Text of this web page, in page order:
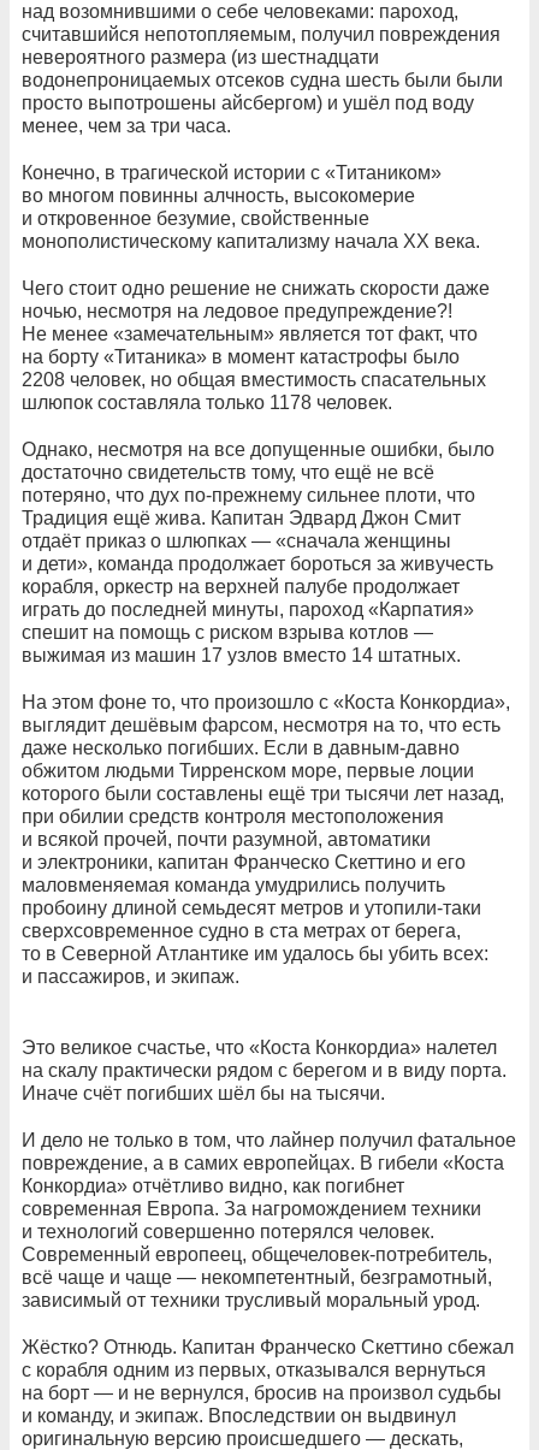
над возомнившими о себе человеками: пароход,
считавшийся непотопляемым, получил повреждения
невероятного размера (из шестнадцати
водонепроницаемых отсеков судна шесть были были
просто выпотрошены айсбергом) и ушёл под воду
менее, чем за три часа.
Конечно, в трагической истории с «Титаником»
во многом повинны алчность, высокомерие
и откровенное безумие, свойственные
монополистическому капитализму начала XX века.
Чего стоит одно решение не снижать скорости даже
ночью, несмотря на ледовое предупреждение?!
Не менее «замечательным» является тот факт, что
на борту «Титаника» в момент катастрофы было
2208 человек, но общая вместимость спасательных
шлюпок составляла только 1178 человек.
Однако, несмотря на все допущенные ошибки, было
достаточно свидетельств тому, что ещё не всё
потеряно, что дух по-прежнему сильнее плоти, что
Традиция ещё жива. Капитан Эдвард Джон Смит
отдаёт приказ о шлюпках — «сначала женщины
и дети», команда продолжает бороться за живучесть
корабля, оркестр на верхней палубе продолжает
играть до последней минуты, пароход «Карпатия»
спешит на помощь с риском взрыва котлов —
выжимая из машин 17 узлов вместо 14 штатных.
На этом фоне то, что произошло с «Коста Конкордиа»,
выглядит дешёвым фарсом, несмотря на то, что есть
даже несколько погибших. Если в давным-давно
обжитом людьми Тирренском море, первые лоции
которого были составлены ещё три тысячи лет назад,
при обилии средств контроля местоположения
и всякой прочей, почти разумной, автоматики
и электроники, капитан Франческо Скеттино и его
маловменяемая команда умудрились получить
пробоину длиной семьдесят метров и утопили-таки
сверхсовременное судно в ста метрах от берега,
то в Северной Атлантике им удалось бы убить всех:
и пассажиров, и экипаж.
Это великое счастье, что «Коста Конкордиа» налетел
на скалу практически рядом с берегом и в виду порта.
Иначе счёт погибших шёл бы на тысячи.
И дело не только в том, что лайнер получил фатальное
повреждение, а в самих европейцах. В гибели «Коста
Конкордиа» отчётливо видно, как погибнет
современная Европа. За нагромождением техники
и технологий совершенно потерялся человек.
Современный европеец, общечеловек-потребитель,
всё чаще и чаще — некомпетентный, безграмотный,
зависимый от техники трусливый моральный урод.
Жёстко? Отнюдь. Капитан Франческо Скеттино сбежал
с корабля одним из первых, отказывался вернуться
на борт — и не вернулся, бросив на произвол судьбы
и команду, и экипаж. Впоследствии он выдвинул
оригинальную версию происшедшего — дескать,